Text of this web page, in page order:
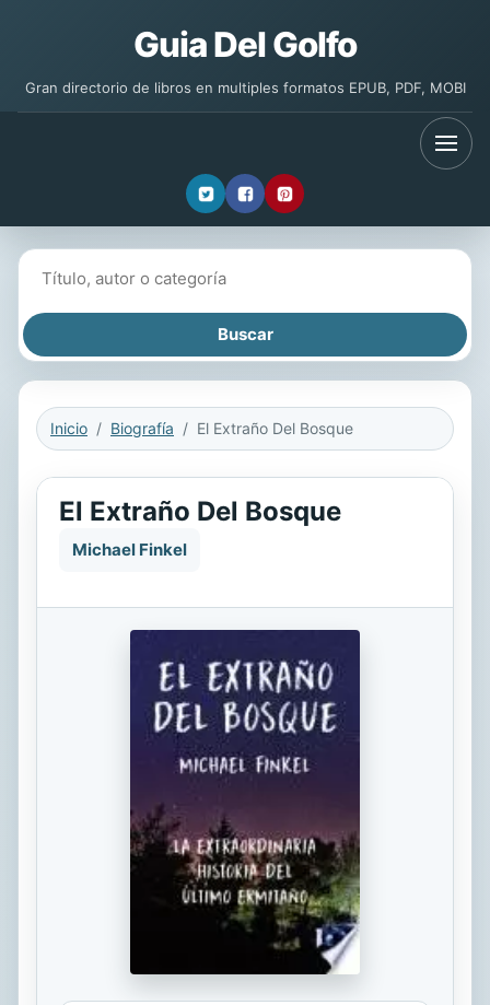
Guia Del Golfo
Gran directorio de libros en multiples formatos EPUB, PDF, MOBI
Inicio Biografía El Extraño Del Bosque
El Extraño Del Bosque
Michael Finkel